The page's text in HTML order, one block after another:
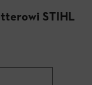
STIHL